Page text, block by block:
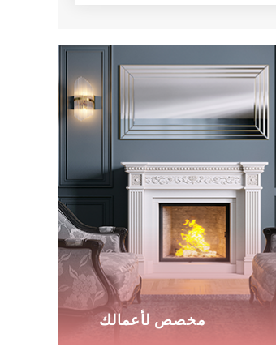
مخصص لأعمالك